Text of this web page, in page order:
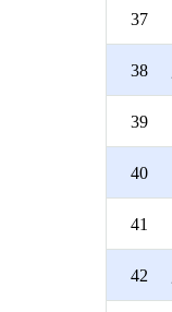
37
38
39
40
41
42